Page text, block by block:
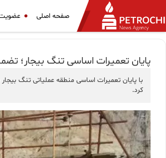
صفحه اصلی عضویت
پایان تعمیرات اساسی تنگ بیجار؛
با پایان تعمیرات اساسی منطقه عملیاتی تنگ
کرد.